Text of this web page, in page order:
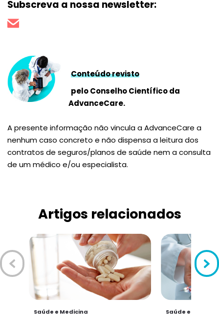
Subscreva a nossa newsletter:
Conteúdo revisto
pelo Conselho Científico da
AdvanceCare.
A presente informação não vincula a AdvanceCare a
nenhum caso concreto e não dispensa a leitura dos
contratos de seguros/planos de saúde nem a consulta
de um médico e/ou especialista.
Artigos relacionados
Saúde e Medicina Saúde e